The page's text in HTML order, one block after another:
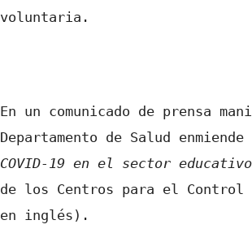
voluntaria.
En un comunicado de prensa
Departamento de Salud
COVID-19 en el sector
de los Centros para el Control
en inglés).